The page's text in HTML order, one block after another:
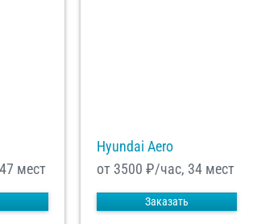
мест
Hyundai Aero
от 3500 ₽/час, 34 мест
Заказать